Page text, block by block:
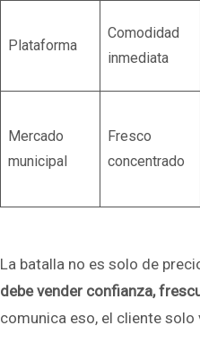
Plataforma
Comodidad
inmediata
Mercado
municipal
Fresco
concentrado
La batalla no es solo de
debe vender confianza,
comunica eso, el cliente solo